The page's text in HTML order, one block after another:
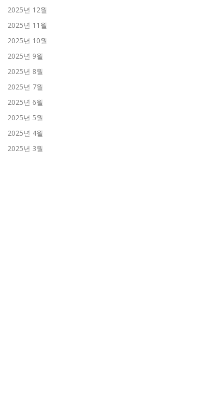
2025년 12월
2025년 11월
2025년 10월
2025년 9월
2025년 8월
2025년 7월
2025년 6월
2025년 5월
2025년 4월
2025년 3월